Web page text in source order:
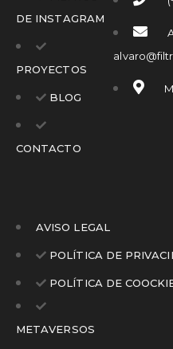
DE INSTAGRAM
PROYECTOS
BLOG
CONTACTO
AVISO LEGAL
POLÍTICA DE
POLÍTICA DE
METAVERSOS